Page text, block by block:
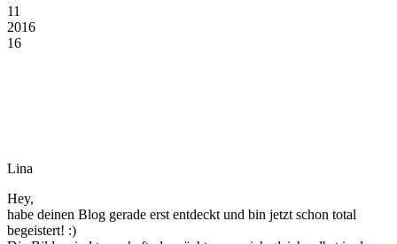
11
2016
16
Lina
Hey,
habe deinen Blog gerade erst entdeckt und bin jetzt schon total
begeistert! :)